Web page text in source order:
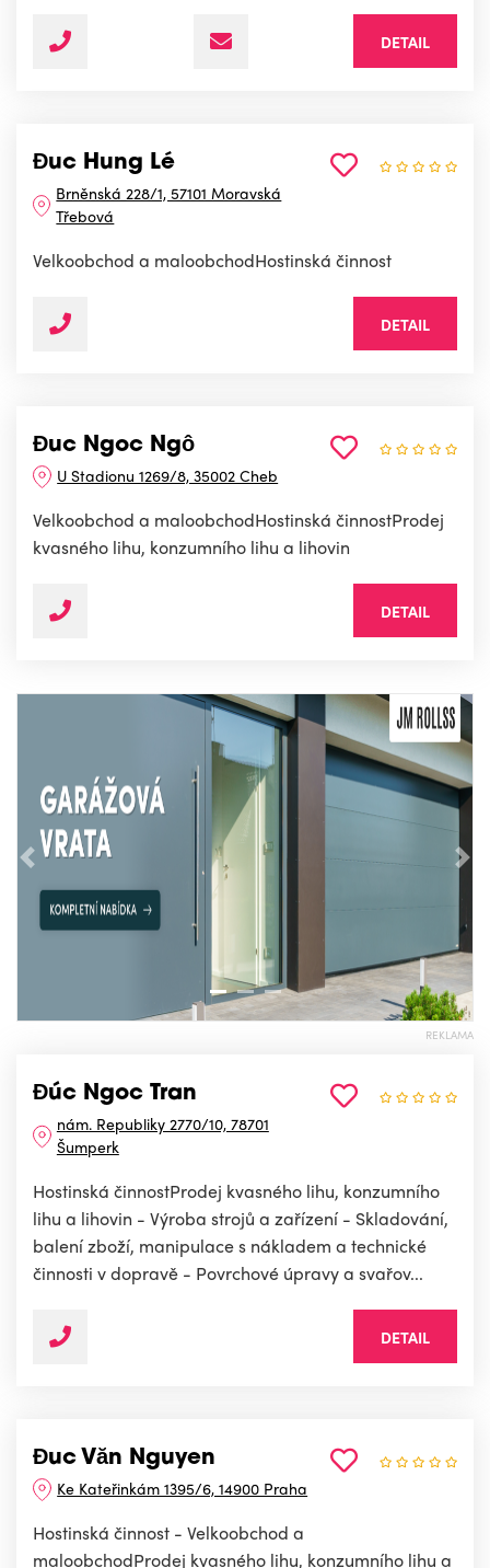
DETAIL
Đuc Hung Lé
Brněnská 228/1, 57101 Moravská
Třebová
Velkoobchod a maloobchodHostinská činnost
DETAIL
Đuc Ngoc Ngô
U Stadionu 1269/8, 35002 Cheb
Velkoobchod a maloobchodHostinská činnostProdej
kvasného lihu, konzumního lihu a lihovin
DETAIL
Předchozí
REKLAMA
Đúc Ngoc Tran
nám. Republiky 2770/10, 78701
Šumperk
Hostinská činnostProdej kvasného lihu, konzumního
lihu a lihovin - Výroba strojů a zařízení - Skladování,
balení zboží, manipulace s nákladem a technické
činnosti v dopravě - Povrchové úpravy a svařov...
DETAIL
Đuc Văn Nguyen
Ke Kateřinkám 1395/6, 14900 Praha
Hostinská činnost - Velkoobchod a
maloobchodProdej kvasného lihu, konzumního lihu a